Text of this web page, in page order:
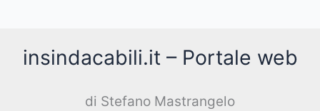
insindacabili.it – Portale web
di Stefano Mastrangelo